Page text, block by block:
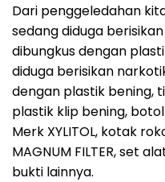
Dari penggeledahan
sedang diduga
dibungkus dengan
diduga berisikan
dengan plastik bening,
plastik klip bening,
Merk XYLITOL, kotak
MAGNUM FILTER, set
bukti lainnya.